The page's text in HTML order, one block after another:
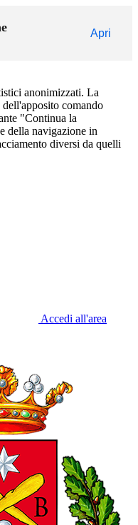
Apri
anonimizzati. La
comando
"Continua la
della navigazione in
diversi da quelli
Accedi all'area